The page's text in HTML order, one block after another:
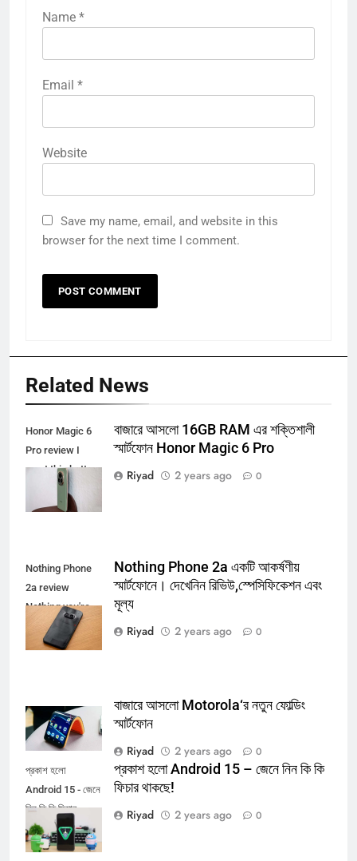
Name*
Email*
Website
Save my name, email, and website in this
Related News
Honor Magic 6
Pro review I
want this battery
in every phone
বাজারে আসলো 16GB RAM এর শক্তিশালী
Nothing Phone
2a review
Nothing you're
missing out on
Nothing Phone 2a একটি আকর্ষণীয়
স্মার্টফোনে। দেখেনিন রিভিউ,স্পেসিফিকেশন এবং
বাজারে আসলো Motorola‘র নতুন ফোল্ডিং
Riyad
2 years ago 0
প্রকাশ হলো
Android 15 - জেনে
নিন কি কি ফিচার
থাকছে!
প্রকাশ হলো Android 15 – জেনে নিন কি কি